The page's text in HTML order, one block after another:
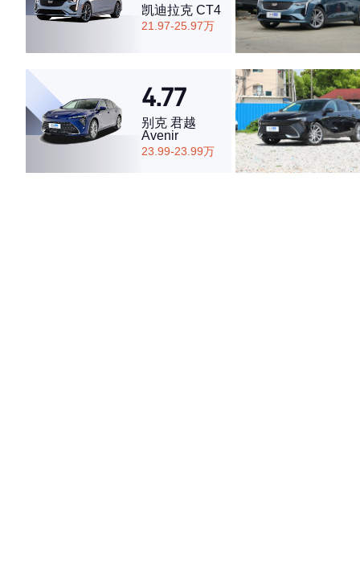
凯迪拉克 CT4
21.97-25.97万
4.77
别克 君越
Avenir
23.99-23.99万